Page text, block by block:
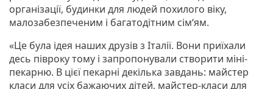
організації, будинки для людей похилого віку,
малозабезпеченим і багатодітним сім‘ям.
«Це була ідея наших друзів з Італії. Вони приїхали
десь півроку тому і запропонували створити міні-
пекарню. В цієї пекарні декілька завдань: майстер
класи для усіх бажаючих дітей, майстер-класи для